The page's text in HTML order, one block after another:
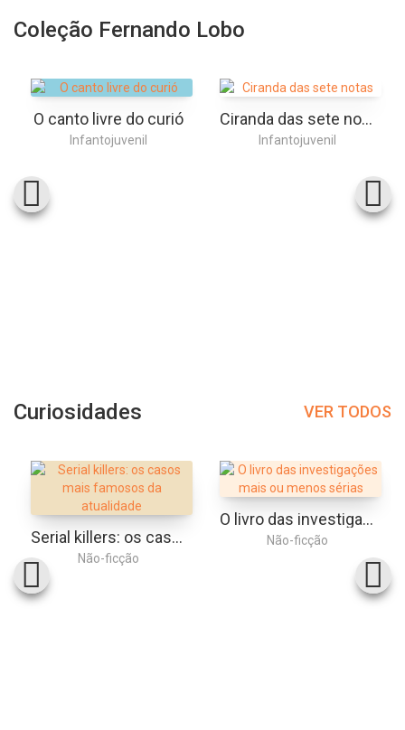
Coleção Fernando Lobo
O canto livre do curió
Infantojuvenil
Ciranda das sete notas
Infantojuvenil
Curiosidades VER TODOS
Serial killers: os casos mais famosos da atualidade
Não-ficção
O livro das investigações mais ou menos sérias
Não-ficção